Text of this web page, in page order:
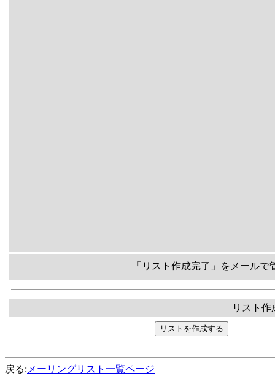
「リスト作成完了」をメール
リスト
戻る: メーリングリスト一覧ページ